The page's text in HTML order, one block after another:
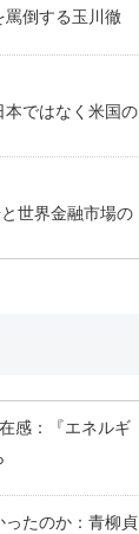
罵倒する玉川徹
本ではなく米国の
世界金融市場の
感：『エネルギ
ったのか：青柳貞